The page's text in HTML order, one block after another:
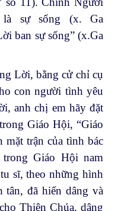
sự sống (x. Ga
ban sự sống” (x.Ga
Lời, bằng cử chỉ cụ
con người tình yêu
anh chị em hãy đặt
Giáo Hội, “Giáo
trận của tình bác
Giáo Hội nam
sĩ, theo những hình
tân, đã hiến dâng và
Thiên Chúa, dâng